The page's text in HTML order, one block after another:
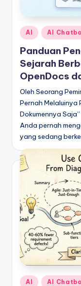
Posted
in
AI AI
Panduan
Sejarah
OpenDocs
Oleh Seorang
Pernah Melaluinya
Dokumennya
Anda pernah
yang sedang
Posted
AI AI